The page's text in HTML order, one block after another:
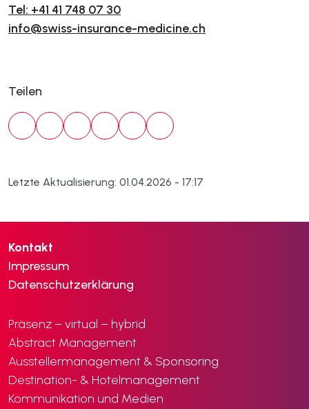
Tel: +41 41 748 07 30
info@swiss-insurance-medicine.ch
Teilen
Letzte Aktualisierung: 01.04.2026 - 17:17
Kontakt
Impressum
Datenschutzerklärung
Präsenz – virtual – hybrid
Abstract Management
Ausstellermanagement & Sponsoring
Destination- & Hotelmanagement
Kommunikation und Medien